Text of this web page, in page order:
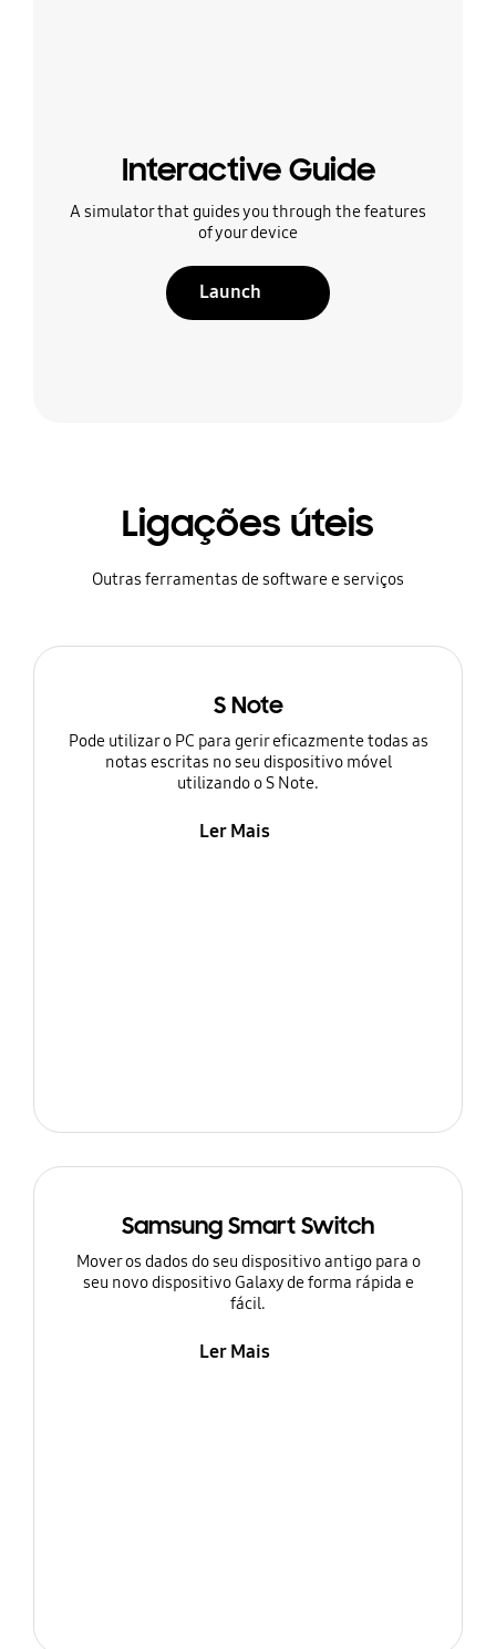
Interactive Guide
A simulator that guides you through the features
of your device
Launch
Ligações úteis
Outras ferramentas de software e serviços
S Note
Pode utilizar o PC para gerir eficazmente todas as
notas escritas no seu dispositivo móvel
utilizando o S Note.
Ler Mais
Samsung Smart Switch
Mover os dados do seu dispositivo antigo para o
seu novo dispositivo Galaxy de forma rápida e
fácil.
Ler Mais